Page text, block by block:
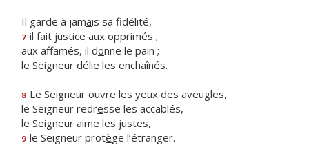
Il garde à jamais sa fidélité,
7 il fait justice aux opprimés ;
aux affamés, il donne le pain ;
le Seigneur délie les enchaînés.
8 Le Seigneur ouvre les yeux des aveugles,
le Seigneur redresse les accablés,
le Seigneur aime les justes,
9 le Seigneur protège l’étranger.